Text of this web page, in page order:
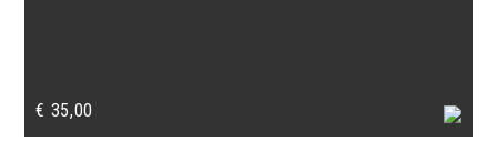
€ 35,00